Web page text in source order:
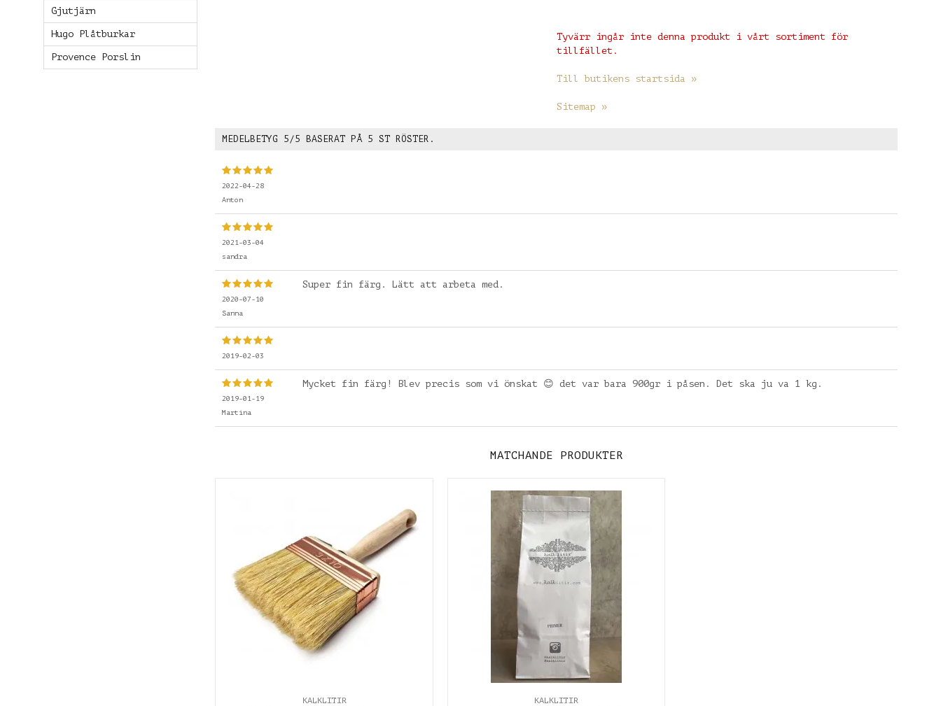
Gjutjärn
Hugo Plåtburkar
Provence Porslin
Tyvärr ingår inte denna produkt i vårt sortiment för
tillfället.
Till butikens startsida »
Sitemap »
MEDELBETYG 5 /5 BASERAT PÅ 5 ST RÖSTER.
2022-04-28
Anton
2021-03-04
sandra
2020-07-10
Sanna
Super fin färg. Lätt att arbeta med.
2019-02-03
2019-01-19
Martina
Mycket fin färg! Blev precis som vi önskat 😊 det var bara 900gr i påsen. Det ska ju va 1 kg.
MATCHANDE PRODUKTER
KALKLITIR KALKLITIR